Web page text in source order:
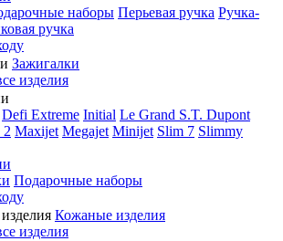
наборы Перьевая ручка Ручка-
ручка
Зажигалки
изделия
Defi Extreme Initial Le Grand S.T. Dupont
2 Maxijet Megajet Minijet Slim 7 Slimmy
Подарочные наборы
Кожаные изделия
изделия